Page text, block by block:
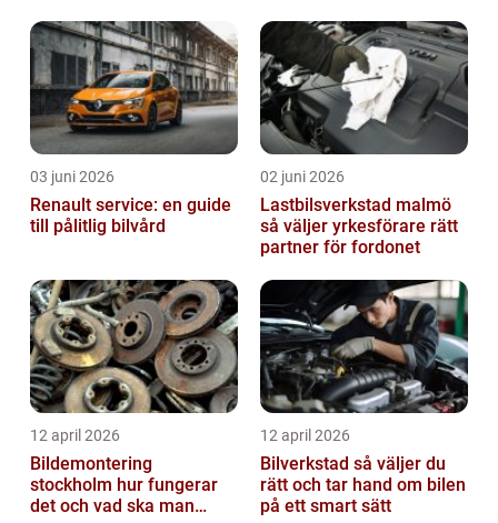
03 juni 2026
Renault service: en guide
till pålitlig bilvård
02 juni 2026
Lastbilsverkstad malmö
så väljer yrkesförare rätt
partner för fordonet
12 april 2026
Bildemontering
stockholm hur fungerar
det och vad ska man
12 april 2026
Bilverkstad så väljer du
rätt och tar hand om bilen
på ett smart sätt